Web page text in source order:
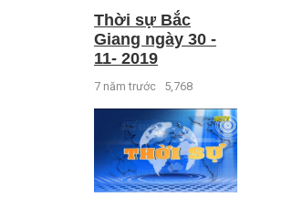
Thời sự Bắc
Giang ngày 30 -
11- 2019
7 năm trước 5,768